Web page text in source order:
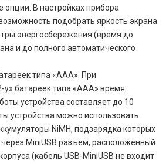
опции. В настройках прибора
подобрать яркость экрана
энергосбережения (время до
и до полного автоматического
типа «ААА». При
ух батареек типа «ААА» время
устройства составляет до 10
устройства можно использовать
NiMH, подзарядка которых
MiniUSB разъем, расположенный
(кабель USB-MiniUSB не входит